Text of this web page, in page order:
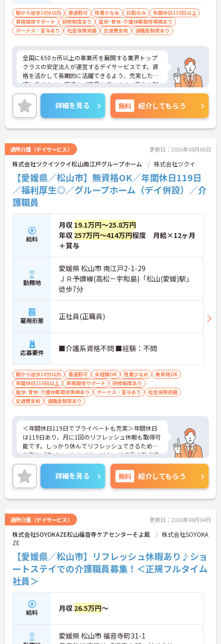
駅から徒歩10分以内 車通勤可 残業少なめ 日勤のみ
年間休日110日以上
資格取得サポート
研修制度あり
産休･育休･介護休暇取得実績あり
ボーナス・賞与あり
社会保険完備 交通費支給 退職金制度あり
全国に650ヵ所以上の事業所を展開する業界トップ
クラスの安定法人が運営するデイサービスです。資
格を活かして長期的に活躍できるよう、充実した待
遇と働きやすい環境をご用意しています。最大の魅
力は夜勤なしの日勤のみで年間休日は119日しっか
り確保できる点にあります。毎月付与されるリフレ
ッシュ休暇を利用して連休の取得も可能です。ま
た、子育てサポート企業として「くるみん認定」を
取得しており、こども休暇や充実した扶養手当など
入社後1年間は専用のチューターがつき手厚くフォ
ローするため、新しい環境への不安を軽減できま
す。最大185万円の賞与支給の実績や、宿泊費補助
等の独自の福利厚生制度も備わっており、有資格者
の方がご自身の個性を大切にしながらやりがいを持
って働き続けられるおすすめの職場です。
★おすすめPOINT★
をつけて働ける環境です】
・身体への負担が少ない夜勤なしの勤務で年間休日
119日がしっかりと確保されています
・子育てサポート企業として「くるみん認定」を取
得しており未就学児向けのこども休暇など支援体制
【賞与実績最大185万円◎大手法人ならではの手厚
い待遇と福利厚生が魅力です】
・頑張りをしっかり還元する過去実績最大185万円
の賞与や配偶者・お子様への手厚い扶養手当を支給
しています
・宿泊費補助などが受けられる独自の「ツクイPLU
・社内規定の範囲内で髪色や髪型をはじめネイルや
まつげエクステが自由であり自分らしさを大切に働
けます
【有資格者のキャリアパス！手厚いチューター制度
と多彩な研修で専門性を高めます 】
がマンツーマンで手厚くフォローするため新しい環
境でも安心です
・資格手当の支給や公的資格取得・自己啓発支援制
度を通じて有資格者のさらなるステップアップを後
押しします
・階層別研修や所属先以外の事業所で行う交換研修
など豊富な教育プログラムで専門職としての成長を
サポートしています
詳細を見る 無料 紹介してもらう
通所介護（デイサービス） 更新日：2026年08月06日
株式会社ツクイツクイ松山南江戸グループホーム 株式会社ツクイ
【愛媛県／松山市】無資格OK／年間休日119日
／福利厚生◎／グループホーム（デイ併設）／介
護職員
給料
月収 19.1万円～25.8万円
年収 257万円～414万円程度 月給×12ヶ月
＋賞与
勤務地
愛媛県 松山市 南江戸2-1-29
ＪＲ予讃線(高松－宇和島)「松山(愛媛)駅」
徒歩7分
雇用形態 正社員(正職員)
応募要件 ■介護系資格不問 ■経験：不問
駅から徒歩10分以内 車通勤可 未経験OK 残業少なめ
無資格OK
年間休日110日以上
資格取得サポート
研修制度あり
産休･育休･介護休暇取得実績あり
ボーナス・賞与あり
社会保険完備
交通費支給
退職金制度あり
＜年間休日119日でプライベートも充実＞年間休日
は119日あり、月に1回のリフレッシュ休暇も取得可
能です。しっかり休んでリフレッシュできるため、
仕事とプライベートのメリハリをつけて長く働き続
けられます。ワークライフバランスを重視したい方
にも安心の環境です。
＜少人数でじっくり向き合う「アットホームなケ
ア」＞
認知症の高齢者の方が少人数のユニット単位で共同
異なり、お一人おひとりに寄り添った丁寧なケアが
できるのが最大の魅力です。食事や入浴の介助だけ
でなく、一緒にレクリエーションを楽しんだり、食
定や自立を支えます。利用者様との距離が近く、
日々のふれあいを大切にしたい方にぴったりの職場
です。
詳細を見る 無料 紹介してもらう
通所介護（デイサービス） 更新日：2026年08月04日
株式会社SOYOKAZE松山福音寺ケアセンターそよ風
株式会社SOYOKA
ZE
【愛媛県／松山市】リフレッシュ休暇あり♪ショ
ートステイでの介護職員募集！＜正規フルタイム
社員＞
給料 月収 26.5万円～
愛媛県 松山市 福音寺町31-1